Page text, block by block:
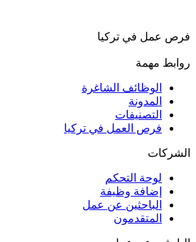
فرص عمل في تركيا
روابط مهمة
الوظائف الشاغرة
المدونة
التصنيفات
فرص العمل في تركيا
الشركات
لوحة التحكم
إضافة وظيفة
الباحثين عن عمل
المتقدمون